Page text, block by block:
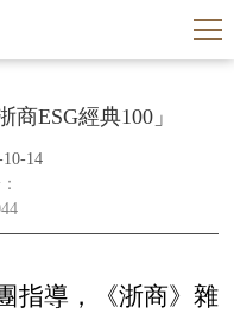
ESG經典100」
10-14
指導，《浙商》雜